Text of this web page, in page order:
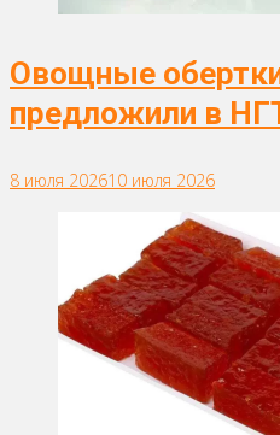
Овощные
предложили в
8 июля 202610 июля 2026